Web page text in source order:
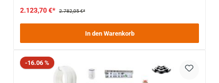
2.123,70 €* 2.782,05 €*
In den Warenkorb
Rabatt
-16.06 %